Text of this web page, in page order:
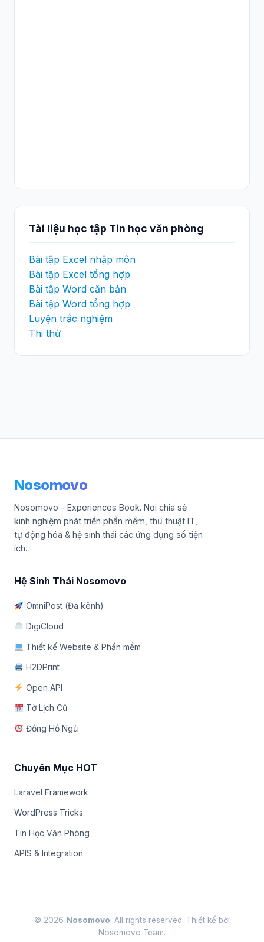
Tài liệu học tập Tin học văn phòng
Bài tập Excel nhập môn
Bài tập Excel tổng hợp
Bài tập Word căn bản
Bài tập Word tổng hợp
Luyện trắc nghiệm
Thi thử
Nosomovo
Nosomovo - Experiences Book. Nơi chia sẻ
kinh nghiệm phát triển phần mềm, thủ thuật IT,
tự động hóa & hệ sinh thái các ứng dụng số tiện
ích.
Hệ Sinh Thái Nosomovo
OmniPost (Đa kênh)
DigiCloud
Thiết kế Website & Phần mềm
H2DPrint
Open API
Tờ Lịch Cũ
Đồng Hồ Ngủ
Chuyên Mục HOT
Laravel Framework
WordPress Tricks
Tin Học Văn Phòng
APIS & Integration
© 2026 Nosomovo. All rights reserved. Thiết kế bởi
Nosomovo Team.